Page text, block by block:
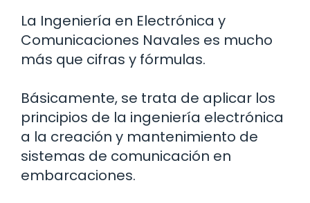
La Ingeniería en Electrónica y
Comunicaciones Navales es mucho
más que cifras y fórmulas.
Básicamente, se trata de aplicar los
principios de la ingeniería electrónica
a la creación y mantenimiento de
sistemas de comunicación en
embarcaciones.